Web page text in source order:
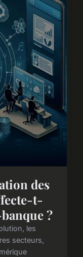
des
t-
?
les
secteurs,